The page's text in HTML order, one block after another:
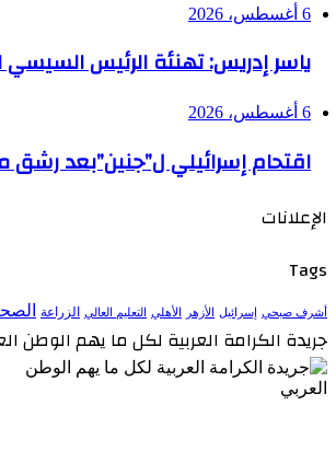
6 أغسطس، 2026
ياسر إدريس: تهنئة الرئيس
6 أغسطس، 2026
اقتحام إسرائيلي ل”جنين”بعد رشق
الإعلانات
Tags
أشرف صبحي إسرائيل الأزهر الأهلي التعليم العالي الزراعة
جريدة الكرامة العربية لكل ما يهم الوطن